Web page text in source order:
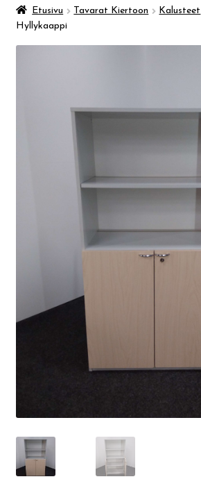
Taidemuseo & Ratamo
Varhaiskasvatus
Ateria- ja välipalamaksut
Kirjasto
Visit Jyvaskyla Region
Ohje
Etusivu Tavarat Kiertoon Kalusteet
Hyllykaappi